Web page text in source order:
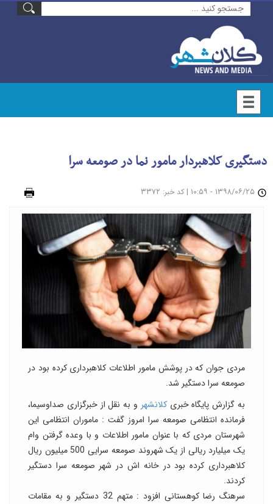
دستگیری کلاهبردار مامور نما در صومعه سرا
| کد خبر: ۳۳۷۲
مردی جوان که در پوشش مامور اطلاعات کلاهبرداری کرده بود در
صومعه سرا دستگیر شد.
به گزارش پایگاه خبریکلانشهر و به نقل از خبرگزاری صداوسیما،
فرمانده انتظامی صومعه‌ سرا امروز گفت : ماموران انتظامی این
شهرستان مردی که با عنوان مامور اطلاعات و با وعده گرفتن وام
یک میلیارد ریالی از یک شهروند صومعه سرایی 500 میلیون ریال
کلاهبرداری کرده بود در خانه اش در شهر صومعه سرا دستگیر
کردند.
سرهنگ رضا کوهستانی افزود : متهم 32 دستگیر و به مقامات